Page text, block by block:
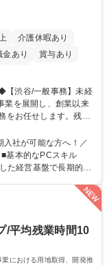
介護休暇あり
金あり
賞与あり
をお任せします。残業
ため、WLBを整えたい
す。 【業務詳細】■電
力や書類作成 ■契約
社が可能な方へ！／
基本的なPCスキル
度の取得実績 ■1ヶ月
格 学
/平均残業時間10
における用地取得、開発推